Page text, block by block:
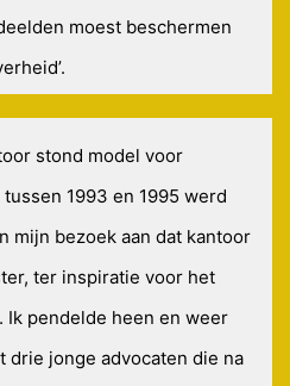
moest beschermen
stond model voor
1993 en 1995 werd
mijn bezoek aan dat kantoor
ter inspiratie voor het
Ik pendelde heen en weer
drie jonge advocaten die na